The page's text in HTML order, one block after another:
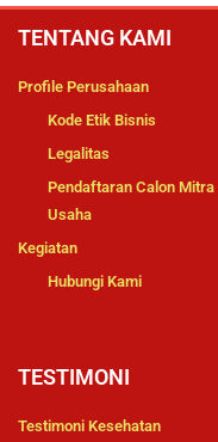
TENTANG KAMI
Profile Perusahaan
Kode Etik Bisnis
Legalitas
Pendaftaran Calon Mitra
Usaha
Kegiatan
Hubungi Kami
TESTIMONI
Testimoni Kesehatan